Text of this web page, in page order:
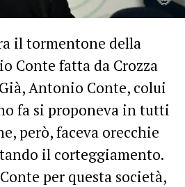
il tormentone della
Conte fatta da Crozza
Antonio Conte, colui
fa si proponeva in tutti
però, faceva orecchie
il corteggiamento.
per questa società,